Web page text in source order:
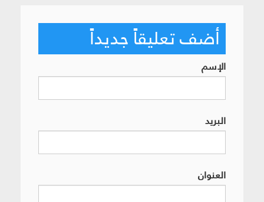
أضف تعليقاً جديداً
الإسم
البريد
العنوان